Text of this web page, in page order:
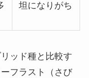
坦になりがち
ッド種と比較す
フラスト（さび